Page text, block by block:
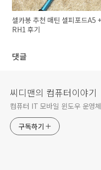
셀카봉 추천 매틴 셀피포드A5 +
RH1 후기
댓글
씨디맨의 컴퓨터이야기
컴퓨터 IT 모바일 윈도우 운영
구독하기